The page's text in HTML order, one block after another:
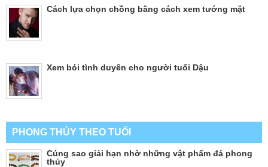
Cách lựa chọn chồng bằng cách xem tướng mặt
Xem bói tình duyên cho người tuổi Dậu
PHONG THỦY THEO TUỔI
Cúng sao giải hạn nhờ những vật phẩm đá phong
thủy